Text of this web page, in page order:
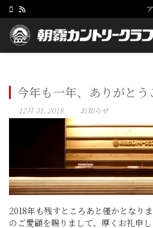
今年も一年、ありがとう
12月 31, 2018 お知らせ
2018年も残すところあと僅かとなり
のご愛顧を賜りまして、厚くお礼申